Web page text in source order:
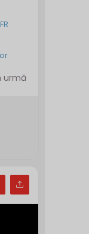
urmă